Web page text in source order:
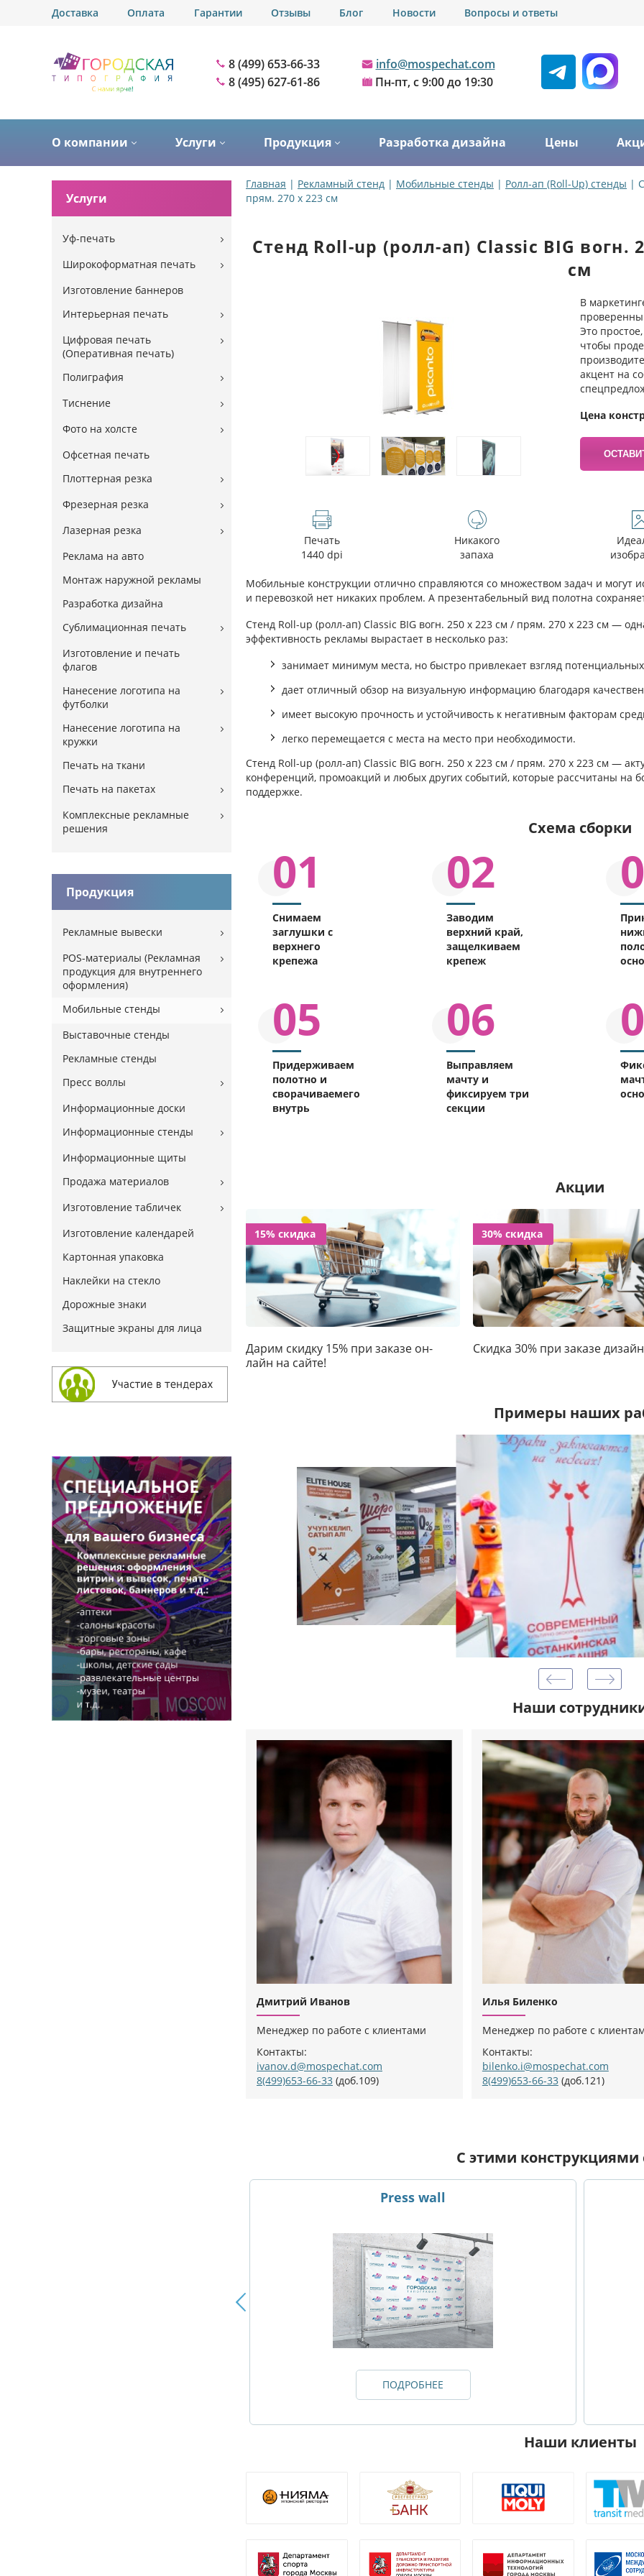
Доставка Оплата Гарантии Отзывы Блог Новости Вопросы и ответы
8 (499) 653-66-33
8 (495) 627-61-86
info@mospechat.com
Пн-пт, с 9:00 до 19:30
О компании Услуги Продукция Разработка дизайна Цены
Услуги
Уф-печать
Широкоформатная печать
Изготовление баннеров
Интерьерная печать
Цифровая печать
(Оперативная печать)
Полиграфия
Тиснение
Фото на холсте
Офсетная печать
Плоттерная резка
Фрезерная резка
Лазерная резка
Реклама на авто
Монтаж наружной рекламы
Разработка дизайна
Сублимационная печать
Изготовление и печать
флагов
Нанесение логотипа на
футболки
Нанесение логотипа на
кружки
Печать на ткани
Печать на пакетах
Комплексные рекламные
решения
Продукция
Рекламные вывески
POS-материалы (Рекламная
продукция для внутреннего
оформления)
Мобильные стенды
Выставочные стенды
Рекламные стенды
Пресс воллы
Информационные доски
Информационные стенды
Информационные щиты
Продажа материалов
Изготовление табличек
Изготовление календарей
Картонная упаковка
Наклейки на стекло
Дорожные знаки
Защитные экраны для лица
Главная | Рекламный стенд | Мобильные стенды | Ролл-ап (Roll-Up) стенды |
прям. 270 х 223 см
Стенд Roll-up (ролл-ап) Classic BIG вогн.
см
В
Это
чтобы
акцент на
Цена
Печать
1440 dpi
Никакого
запаха
Мобильные конструкции отлично справляются со множеством задач и могут
и перевозкой нет никаких проблем. А презентабельный вид полотна
Стенд Roll-up (ролл-ап) Classic BIG вогн. 250 х 223 см / прям. 270 х 223 см —
эффективность рекламы вырастает в несколько раз:
занимает минимум места, но быстро привлекает взгляд
дает отличный обзор на визуальную информацию благодаря
имеет высокую прочность и устойчивость к негативным факторам
легко перемещается с места на место при необходимости.
Стенд Roll-up (ролл-ап) Classic BIG вогн. 250 х 223 см / прям. 270 х 223 см —
конференций, промоакций и любых других событий, которые рассчитаны на
поддержке.
Схема сборки
01
Снимаем
заглушки с
верхнего
крепежа
02
Заводим
верхний край,
защелкиваем
крепеж
05
Придерживаем
полотно и
сворачиваемего
внутрь
06
Выправляем
мачту и
фиксируем три
секции
Акции
15% скидка
Дарим скидку 15% при заказе он-
лайн на сайте!
30% скидка
Скидка 30% при заказе
Примеры наших
Наши
Дмитрий Иванов
Менеджер по работе с клиентами
Контакты:
ivanov.d@mospechat.com
8(499)653-66-33 (доб.109)
Илья Биленко
Менеджер по работе с
Контакты:
bilenko.i@mospechat.com
8(499)653-66-33(доб.121)
С этими конструкциями
Press wall
ПОДРОБНЕЕ
Наши клиенты